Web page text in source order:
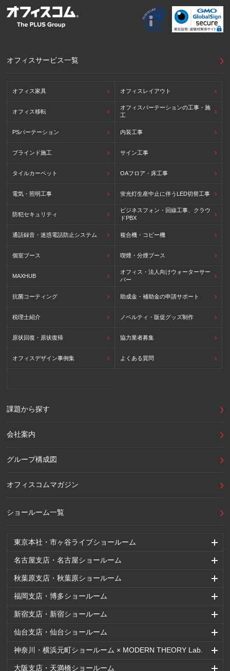
外国における個人情報の保護に関する制度等の詳細は以下を
ご確認下さい。
東京本社・市ヶ谷ライブショールーム
名古屋支店・名古屋ショールーム
秋葉原支店・秋葉原ショールーム
福岡支店・博多ショールーム
新宿支店・新宿ショールーム
仙台支店・仙台ショールーム
神奈川・横浜元町ショールーム × MODERN THEORY Lab.
大阪支店・天満橋ショールーム
オフィスサービス一覧
オフィス家具 オフィスレイアウト
オフィス移転
オフィスパーテーションの工事・施
工
PSパーテーション 内装工事
ブラインド施工 サイン工事
タイルカーペット OAフロア・床工事
電気・照明工事 蛍光灯生産中止に伴うLED切替工事
防犯セキュリティ
ビジネスフォン・回線工事、クラウ
ドPBX
通話録音・迷惑電話防止システム 複合機・コピー機
個室ブース 喫煙・分煙ブース
MAXHUB
オフィス・法人向けウォーターサー
バー
抗菌コーティング 助成金・補助金の申請サポート
税理士紹介 ノベルティ・販促グッズ制作
原状回復・原状復帰 協力業者募集
オフィスデザイン事例集 よくある質問
課題から探す
会社案内
グループ構成図
オフィスコムマガジン
ショールーム一覧